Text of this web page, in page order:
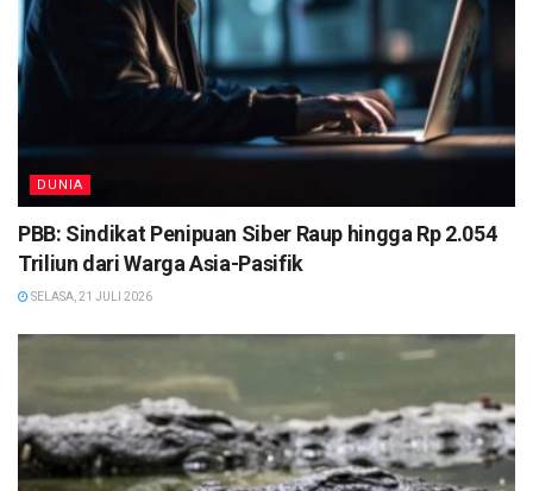
DUNIA
PBB: Sindikat Penipuan Siber Raup hingga Rp 2.054
Triliun dari Warga Asia-Pasifik
SELASA, 21 JULI 2026